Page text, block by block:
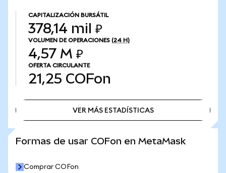
CAPITALIZACIÓN BURSÁTIL
378,14 mil ₽
VOLUMEN DE OPERACIONES (24 H)
4,57 M ₽
OFERTA CIRCULANTE
21,25 COFon
VER MÁS ESTADÍSTICAS
Formas de usar COFon en MetaMask
Comprar COFon